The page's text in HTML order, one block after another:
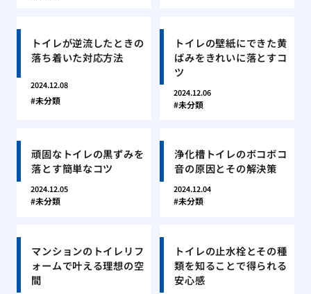
トイレが逆流したときの
落ち着いた対応方法
2024.12.08
未分類
トイレの壁紙にできた黄
ばみをきれいに落とすコ
ツ
2024.12.06
未分類
頑固なトイレの黒ずみを
落とす簡単なコツ
2024.12.05
未分類
浄化槽トイレのボコボコ
音の原因とその解決策
2024.12.04
未分類
マンションのトイレリフ
ォームで叶える理想の空
間
トイレの止水栓とその種
類を知ることで得られる
安心感